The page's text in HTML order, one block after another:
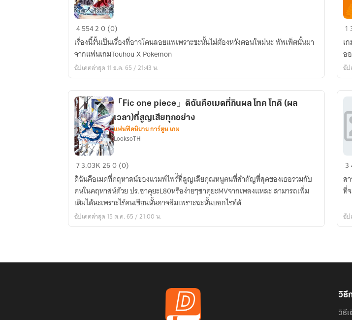
เหตุผล
ที่
คน
หลุด
มา
วุ่น
วาย
ชิบ
ห
「Fan​
Fic
Pokemon」
เกิด
พร้อม
กับ
พัพ
เพ็ต
455420 (0)
เรื่องนี้รั้นเป็นเรื่องที่อาจโดนลอยแพเพราะชะนั้นไม่ต้องหวังตอนใหม่นะ พัพเพ็ตนั้นมา
จากแฟนเกมTouhou X Pokemon
อัปเดตล่าสุด 11 ธ.ค. 65 / 21:43 น.
ไป
เ
พ
กับ
1
เ
อ
อัป
「Fic
one
piece」
ดิฉัน
คือ
เมด
「Fic one piece」ดิฉันคือเมดที่กินผล โทค โทคิ (ผล
เวลา)ที่สูญเสียทุกอย่าง
แฟนฟิคนิยาย การ์ตูน เกม
LooksoTH
73.03K260 (0)
ดิฉันคือเมดที่คฤหาสน์ของแวมพ์ไพร์ืที่สูญเสียคุณหนูคนที่สำคัญที่สุดของเธอรวมกับ
คนในคฤหาสน์ด้วย ปร.ซาคุยะL80หรือง่ายๆซาคุยะMVจากเพลงแหละ สามารถเพิ่ม
เติมได้นะเพราะไร์คนเขียนนั้นอาจลืมเพราะฉะนั้นบอกไรท์ด้
อัปเดตล่าสุด 15 ต.ค. 65 / 21:00 น.
ห
ฉั
คุ
ที่
3
ส
ที่
อัป
วิธี
วิธีเ